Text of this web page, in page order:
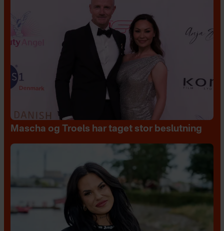
Mascha og Troels har taget stor beslutning